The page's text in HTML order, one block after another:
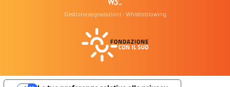
Gestione segnalazioni – Whistleblowing